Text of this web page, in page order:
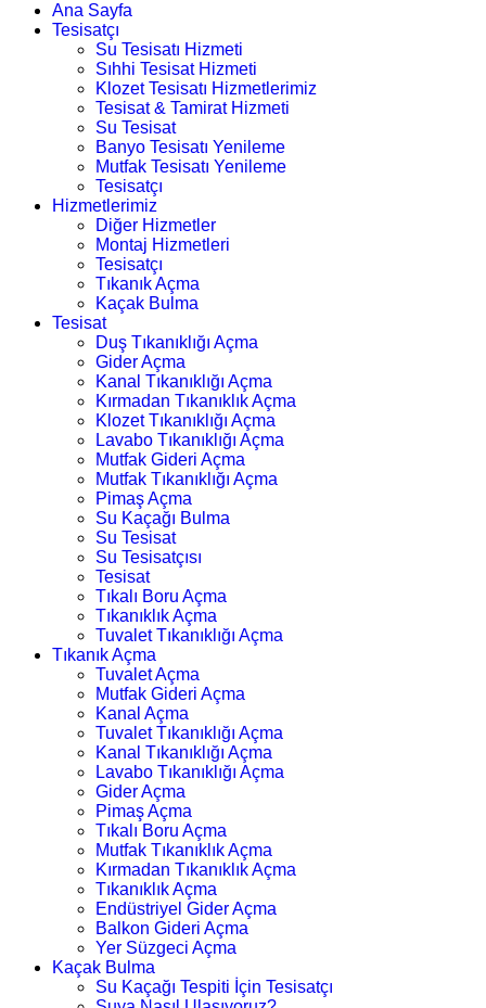
Ana Sayfa
Tesisatçı
Su Tesisatı Hizmeti
Sıhhi Tesisat Hizmeti
Klozet Tesisatı Hizmetlerimiz
Tesisat & Tamirat Hizmeti
Su Tesisat
Banyo Tesisatı Yenileme
Mutfak Tesisatı Yenileme
Tesisatçı
Hizmetlerimiz
Diğer Hizmetler
Montaj Hizmetleri
Tesisatçı
Tıkanık Açma
Kaçak Bulma
Tesisat
Duş Tıkanıklığı Açma
Gider Açma
Kanal Tıkanıklığı Açma
Kırmadan Tıkanıklık Açma
Klozet Tıkanıklığı Açma
Lavabo Tıkanıklığı Açma
Mutfak Gideri Açma
Mutfak Tıkanıklığı Açma
Pimaş Açma
Su Kaçağı Bulma
Su Tesisat
Su Tesisatçısı
Tesisat
Tıkalı Boru Açma
Tıkanıklık Açma
Tuvalet Tıkanıklığı Açma
Tıkanık Açma
Tuvalet Açma
Mutfak Gideri Açma
Kanal Açma
Tuvalet Tıkanıklığı Açma
Kanal Tıkanıklığı Açma
Lavabo Tıkanıklığı Açma
Gider Açma
Pimaş Açma
Tıkalı Boru Açma
Mutfak Tıkanıklık Açma
Kırmadan Tıkanıklık Açma
Tıkanıklık Açma
Endüstriyel Gider Açma
Balkon Gideri Açma
Yer Süzgeci Açma
Kaçak Bulma
Su Kaçağı Tespiti İçin Tesisatçı